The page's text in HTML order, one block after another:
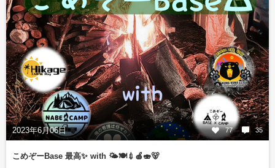
2023年6月06日 77 35
こめぞーBase 最高✨ with 🌤🍽💉🍎🍣🐻